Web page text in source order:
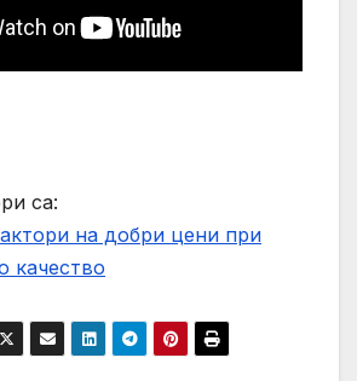
са:
на добри цени при
качество